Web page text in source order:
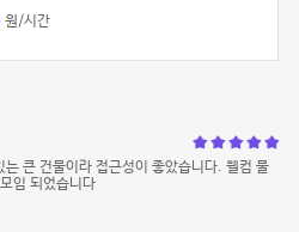
원/시간
는 큰 건물이라 접근성이 좋았습니다. 웰컴 물
임 되었습니다